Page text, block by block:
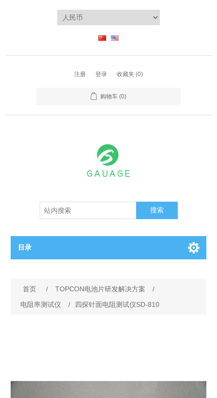
注册 登录 收藏夹 (0)
购物车 (0)
搜索
目录
OCT MZI干涉仪
OCT数据采集卡
BC电池解决方案
首页 / TOPCON电池片研发解决方案
/
电阻率测试仪
/ 四探针面电阻测试仪SD-810